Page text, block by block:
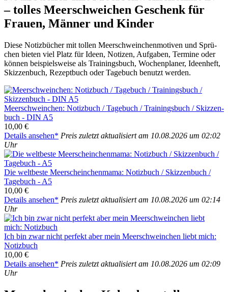
– tol­les Meer­schwei­chen Geschenk für
Frau­en, Män­ner und Kin­der
Die­se Notiz­bü­cher mit tol­len Meer­schwein­chen­mo­ti­ven und Sprü­
chen bie­ten viel Platz für Ideen, Noti­zen, Auf­ga­ben, Ter­mi­ne oder
kön­nen bei­spiels­wei­se als Trai­nings­buch, Wochen­pla­ner, Ideen­heft,
Skiz­zen­buch, Rezept­buch oder Tage­buch benutzt wer­den.
Meer­schwein­chen: Notiz­buch /​ Tage­buch /​ Trai­nings­buch /​ Skiz­zen­
buch - DIN A5
10,00 €
Details anse­hen* Preis zuletzt aktua­li­siert am 10.08.2026 um 02:02
Uhr
Die welt­bes­te Meer­schein­chen­ma­ma: Notiz­buch /​ Skiz­zen­buch /​
Tage­buch - A5
10,00 €
Details anse­hen* Preis zuletzt aktua­li­siert am 10.08.2026 um 02:14
Uhr
Ich bin zwar nicht per­fekt aber mein Meer­schwein­chen liebt mich:
Notiz­buch
10,00 €
Details anse­hen* Preis zuletzt aktua­li­siert am 10.08.2026 um 02:09
Uhr